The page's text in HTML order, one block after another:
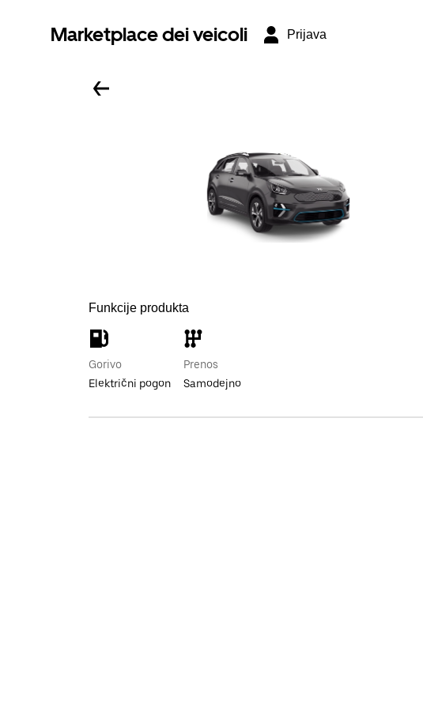
Marketplace dei veicoli Prijava
Funkcije produkta
Gorivo
Električni pogon
Prenos
Samodejno